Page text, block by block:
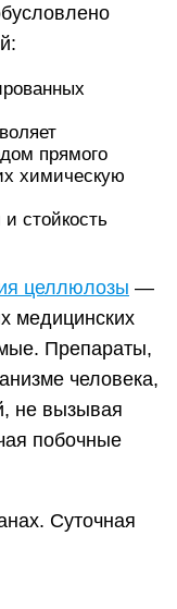
прямого
химическую
стойкость
целлюлозы —
медицинских
Препараты,
человека,
не вызывая
побочные
Суточная